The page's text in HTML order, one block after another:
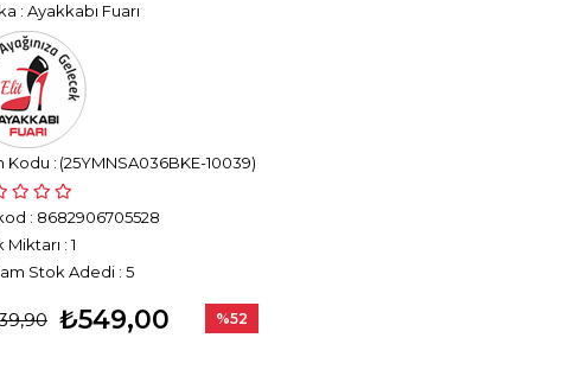
: Ayakkabı Fuarı
(25YMNSA036BKE-10039)
: 8682906705528
Miktarı : 1
Stok Adedi : 5
₺549,00 %52